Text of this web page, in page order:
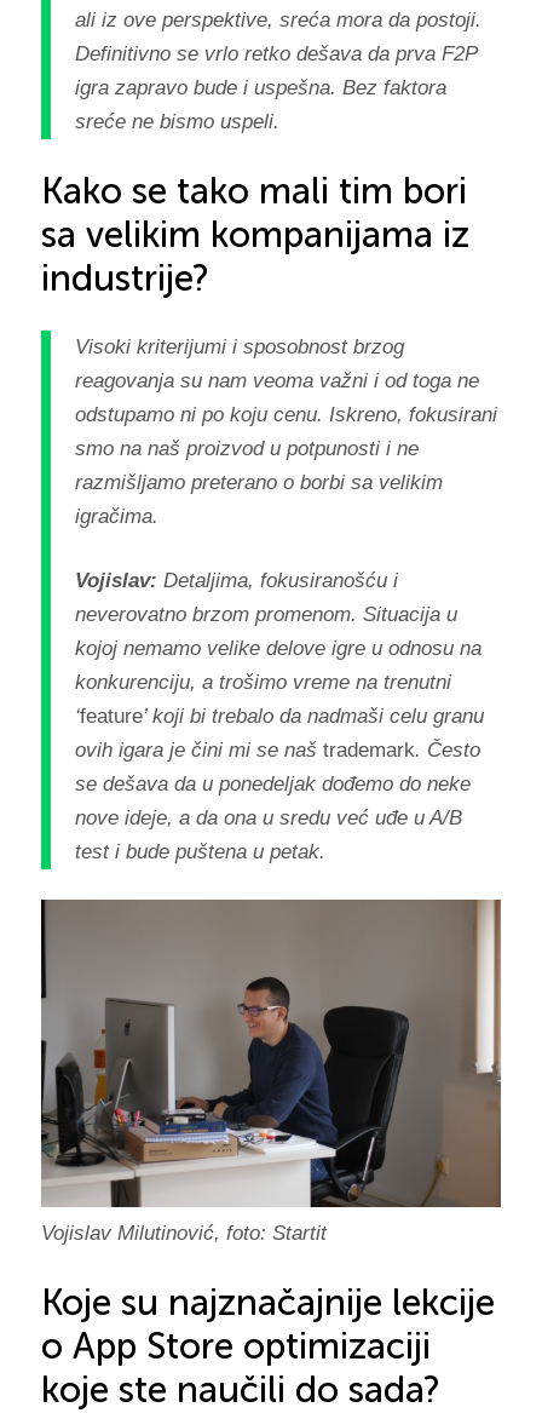
ali iz ove perspektive, sreća mora da postoji.
Definitivno se vrlo retko dešava da prva F2P
igra zapravo bude i uspešna. Bez faktora
sreće ne bismo uspeli.
Kako se tako mali tim bori
sa velikim kompanijama iz
industrije?
Visoki kriterijumi i sposobnost brzog
reagovanja su nam veoma važni i od toga ne
odstupamo ni po koju cenu. Iskreno, fokusirani
smo na naš proizvod u potpunosti i ne
razmišljamo preterano o borbi sa velikim
igračima.
Vojislav: Detaljima, fokusiranošću i
neverovatno brzom promenom. Situacija u
kojoj nemamo velike delove igre u odnosu na
konkurenciju, a trošimo vreme na trenutni
‘feature’ koji bi trebalo da nadmaši celu granu
ovih igara je čini mi se naš trademark. Često
se dešava da u ponedeljak dođemo do neke
nove ideje, a da ona u sredu već uđe u A/B
test i bude puštena u petak.
Vojislav Milutinović, foto: Startit
Koje su najznačajnije lekcije
o App Store optimizaciji
koje ste naučili do sada?